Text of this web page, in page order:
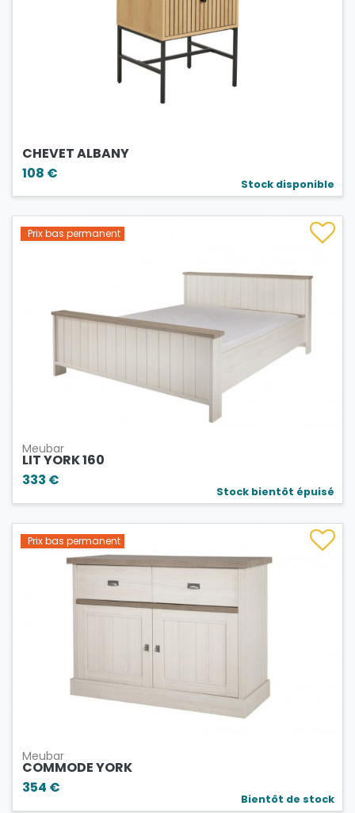
CHEVET ALBANY
108 €
Stock disponible
Prix bas permanent
Meubar
LIT YORK 160
333 €
Stock bientôt épuisé
Prix bas permanent
Meubar
COMMODE YORK
354 €
Bientôt de stock